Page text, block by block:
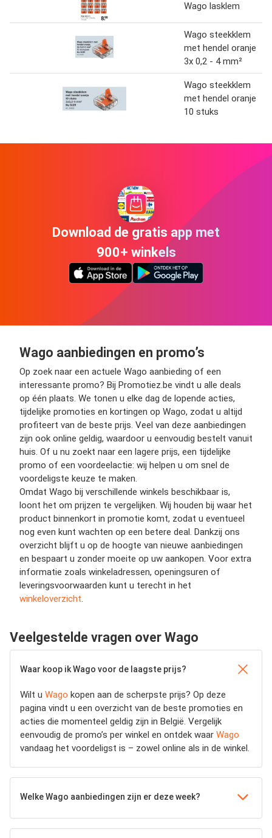
Wago lasklem
Wago steekklem
met hendel oranje
3x 0,2 - 4 mm²
Wago steekklem
met hendel oranje
10 stuks
Download de gratis app met
900+ winkels
Wago aanbiedingen en promo’s
Op zoek naar een actuele Wago aanbieding of een
interessante promo? Bij Promotiez.be vindt u alle deals
op één plaats. We tonen u elke dag de lopende acties,
tijdelijke promoties en kortingen op Wago, zodat u altijd
profiteert van de beste prijs. Veel van deze aanbiedingen
zijn ook online geldig, waardoor u eenvoudig bestelt vanuit
huis. Of u nu zoekt naar een lagere prijs, een tijdelijke
promo of een voordeelactie: wij helpen u om snel de
voordeligste keuze te maken.
Omdat Wago bij verschillende winkels beschikbaar is,
loont het om prijzen te vergelijken. Wij houden bij waar het
product binnenkort in promotie komt, zodat u eventueel
nog even kunt wachten op een betere deal. Dankzij ons
overzicht blijft u op de hoogte van nieuwe aanbiedingen
en bespaart u zonder moeite op uw aankopen. Voor extra
informatie zoals winkeladressen, openingsuren of
leveringsvoorwaarden kunt u terecht in het
winkeloverzicht.
Veelgestelde vragen over Wago
Waar koop ik Wago voor de laagste prijs?
Wilt u Wago kopen aan de scherpste prijs? Op deze
pagina vindt u een overzicht van de beste promoties en
acties die momenteel geldig zijn in België. Vergelijk
eenvoudig de promo’s per winkel en ontdek waar Wago
vandaag het voordeligst is – zowel online als in de winkel.
Welke Wago aanbiedingen zijn er deze week?